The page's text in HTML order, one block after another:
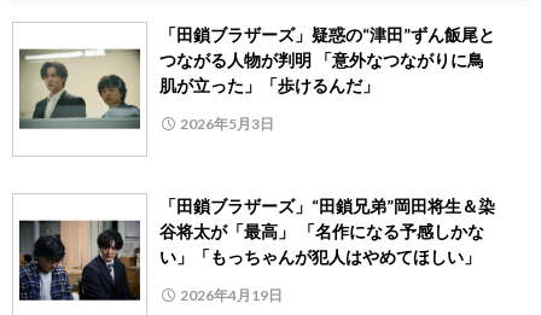
「田鎖ブラザーズ」疑惑の“津田”ずん飯尾と
つながる人物が判明 「意外なつながりに鳥
肌が立った」「歩けるんだ」
2026年5月3日
「田鎖ブラザーズ」“田鎖兄弟”岡田将生＆染
谷将太が「最高」 「名作になる予感しかな
い」「もっちゃんが犯人はやめてほしい」
2026年4月19日